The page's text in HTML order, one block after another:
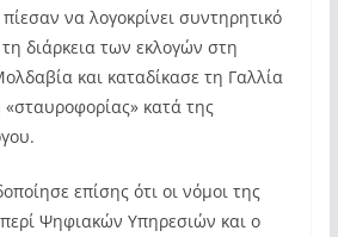
να λογοκρίνει συντηρητικό
διάρκεια των εκλογών στη
και καταδίκασε τη Γαλλία
«σταυροφορίας» κατά της
επίσης ότι οι νόμοι της
Ψηφιακών Υπηρεσιών και ο